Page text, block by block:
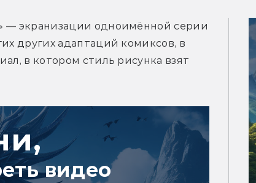
— экранизации одноимённой серии
других адаптаций комиксов, в
в котором стиль рисунка взят
видео